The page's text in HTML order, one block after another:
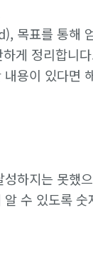
목표를 통해
게 정리합니
용이 있다면
하지는 못했
수 있도록